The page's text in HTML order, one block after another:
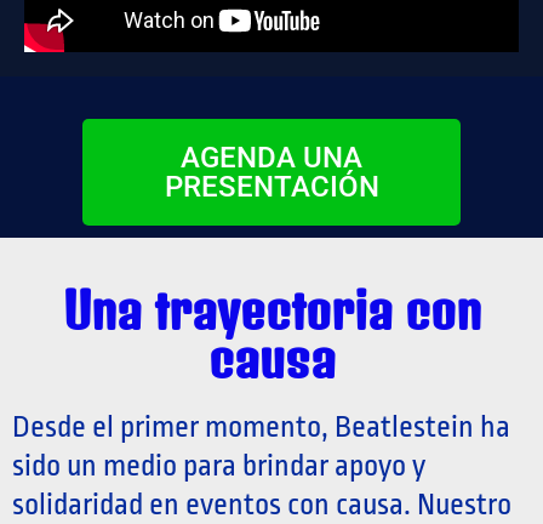
AGENDA UNA
PRESENTACIÓN
Una trayectoria con
causa
Desde el primer momento, Beatlestein ha
sido un medio para brindar apoyo y
solidaridad en eventos con causa. Nuestro